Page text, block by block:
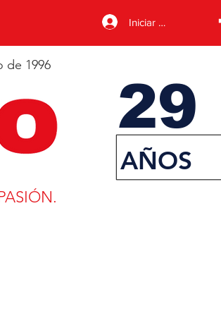
Iniciar sesión
de 1996
29
AÑOS